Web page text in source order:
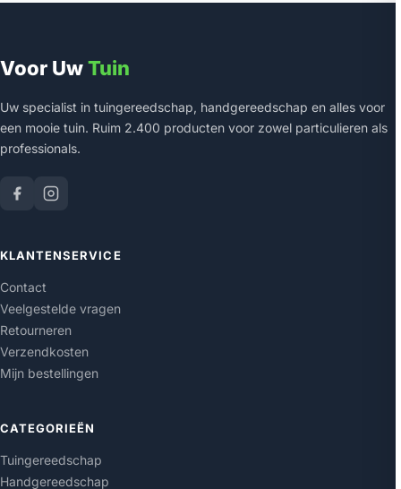
Voor UwTuin
Uw specialist in tuingereedschap, handgereedschap en alles voor
een mooie tuin. Ruim 2.400 producten voor zowel particulieren als
professionals.
KLANTENSERVICE
Contact
Veelgestelde vragen
Retourneren
Verzendkosten
Mijn bestellingen
CATEGORIEËN
Tuingereedschap
Handgereedschap